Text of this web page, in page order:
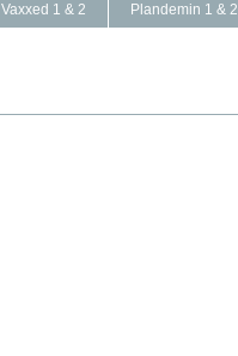
Vaxxed 1 & 2 Plandemin 1 & 2